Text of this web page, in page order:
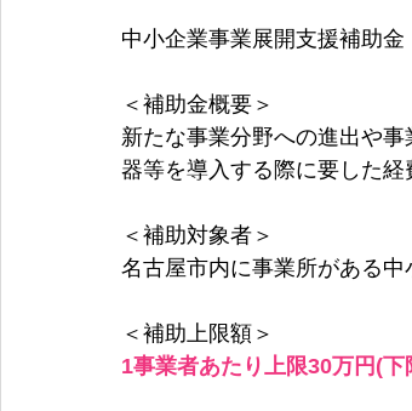
中小企業事業展開支援補助金
＜補助金概要＞
新たな事業分野への進出や
器等を導入する際に要した
＜補助対象者＞
名古屋市内に事業所がある中
＜補助上限額＞
1事業者あたり上限30万円(下